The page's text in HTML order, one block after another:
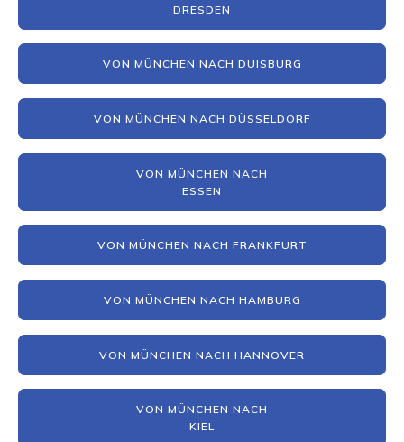
DRESDEN
VON MÜNCHEN NACH DUISBURG
VON MÜNCHEN NACH DÜSSELDORF
VON MÜNCHEN NACH
ESSEN
VON MÜNCHEN NACH FRANKFURT
VON MÜNCHEN NACH HAMBURG
VON MÜNCHEN NACH HANNOVER
VON MÜNCHEN NACH
KIEL